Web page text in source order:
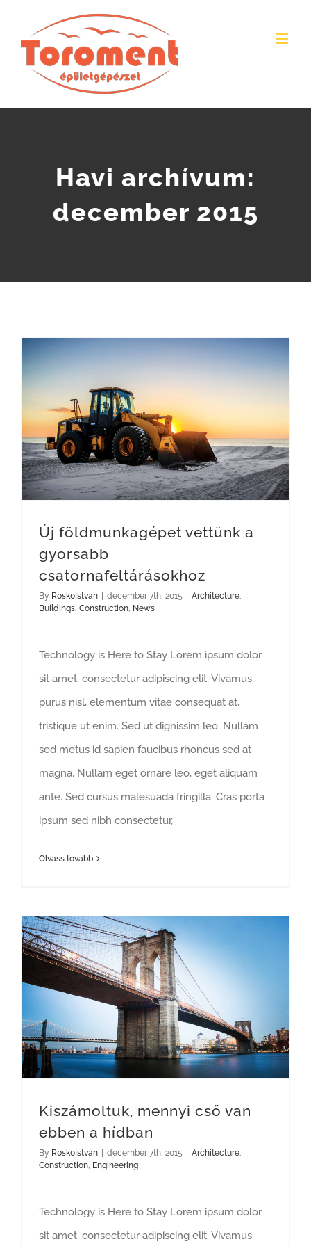
Havi archívum:
december 2015
Új földmunkagépet vettünk a
gyorsabb
csatornafeltárásokhoz
By R0sk0Istvan | december 7th, 2015 | Architecture
Buildings Construction News
Technology is Here to Stay Lorem ipsum dolor
sit amet, consectetur adipiscing elit. Vivamus
purus nisl, elementum vitae consequat at,
tristique ut enim. Sed ut dignissim leo. Nullam
sed metus id sapien faucibus rhoncus sed at
magna. Nullam eget ornare leo, eget aliquam
ante. Sed cursus malesuada fringilla. Cras porta
ipsum sed nibh consectetur,
Olvass tovább
Kiszámoltuk, mennyi cső van
ebben a hídban
By R0sk0Istvan | december 7th, 2015 | Architecture
Construction Engineering
Technology is Here to Stay Lorem ipsum dolor
sit amet, consectetur adipiscing elit. Vivamus